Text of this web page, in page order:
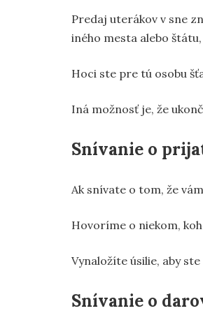
Predaj uterákov v sne
iného mesta alebo
Hoci ste pre tú osobu
Iná možnosť je, že
Snívanie o
Ak snívate o tom, že
Hovoríme o niekom,
Vynaložíte úsilie, aby
Snívanie o